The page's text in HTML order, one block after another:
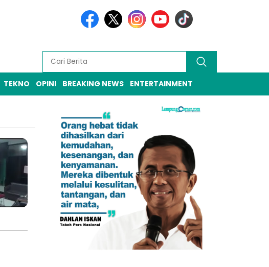
TEKNO OPINI BREAKING NEWS ENTERTAINMENT